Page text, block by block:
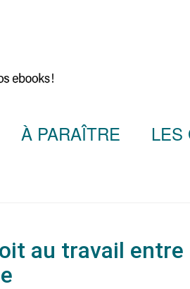
À PARAÎTRE LES
au travail